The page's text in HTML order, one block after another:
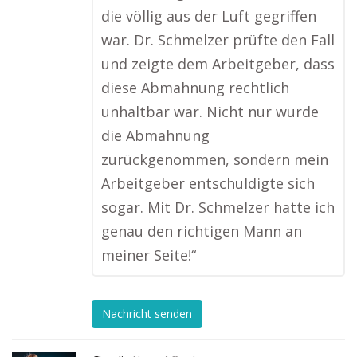
die völlig aus der Luft gegriffen
war. Dr. Schmelzer prüfte den Fall
und zeigte dem Arbeitgeber, dass
diese Abmahnung rechtlich
unhaltbar war. Nicht nur wurde
die Abmahnung
zurückgenommen, sondern mein
Arbeitgeber entschuldigte sich
sogar. Mit Dr. Schmelzer hatte ich
genau den richtigen Mann an
meiner Seite!“
Nachricht senden